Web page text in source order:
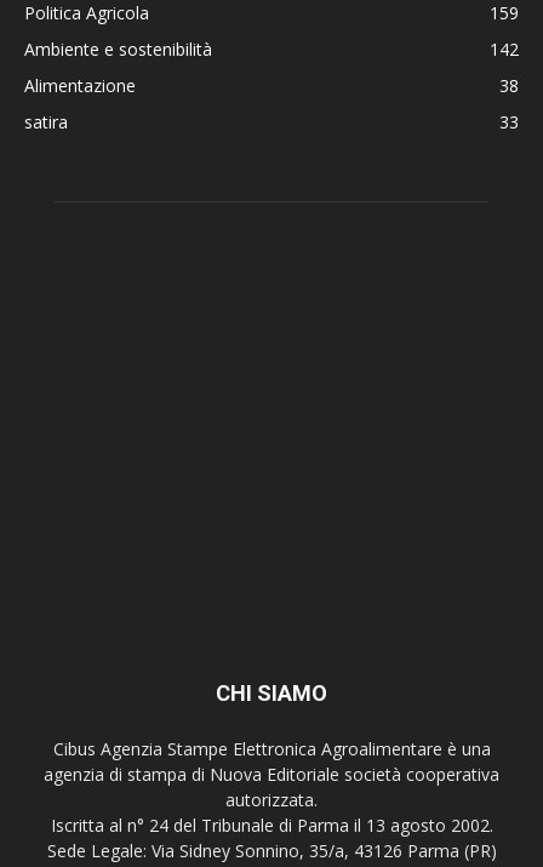
Politica Agricola
159
Ambiente e sostenibilità
142
Alimentazione
38
satira
33
CHI SIAMO
Cibus Agenzia Stampe Elettronica Agroalimentare è una
agenzia di stampa di Nuova Editoriale società cooperativa
autorizzata.
Iscritta al n° 24 del Tribunale di Parma il 13 agosto 2002.
Sede Legale: Via Sidney Sonnino, 35/a, 43126 Parma (PR)